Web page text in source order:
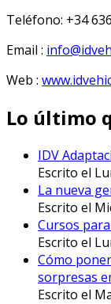
Teléfono: +34
Email :
Web :
Lo último
IDV
Escrito el
La nueva
Escrito el
Cursos
Escrito el
Cómo
sorpresas
Escrito el